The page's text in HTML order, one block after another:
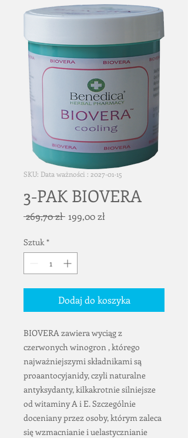
SKU: Data ważności : 2027-01-15
3-PAK BIOVERA
269,70 zł Regularna
199,00 zł
Sztuk *
Dodaj do koszyka
BIOVERA zawiera wyciąg z
czerwonych winogron , którego
najważniejszymi składnikami są
proaantocyjanidy, czyli naturalne
antyksydanty, kilkakrotnie silniejsze
od witaminy A i E. Szczególnie
doceniany przez osoby, którym zaleca
się wzmacnianie i uelastycznianie